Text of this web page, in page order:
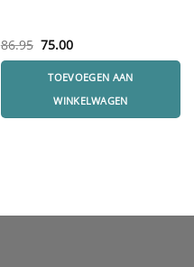
86.95 Oorspronkelijke
prijs
86.95.
75.00Huidige
prijs
75.00.
TOEVOEGEN AAN
WINKELWAGEN